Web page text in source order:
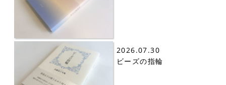
2026.07.30
ビーズの指輪